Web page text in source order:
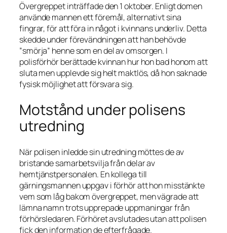
Övergreppet inträffade den 1 oktober. Enligt domen
använde mannen ett föremål, alternativt sina
fingrar, för att föra in något i kvinnans underliv. Detta
skedde under förevändningen att han behövde
”smörja” henne som en del av omsorgen. I
polisförhör berättade kvinnan hur hon bad honom att
sluta men upplevde sig helt maktlös, då hon saknade
fysisk möjlighet att försvara sig.
Motstånd under polisens
utredning
När polisen inledde sin utredning möttes de av
bristande samarbetsvilja från delar av
hemtjänstpersonalen. En kollega till
gärningsmannen uppgav i förhör att hon misstänkte
vem som låg bakom övergreppet, men vägrade att
lämna namn trots upprepade uppmaningar från
förhörsledaren. Förhöret avslutades utan att polisen
fick den information de efterfrågade.